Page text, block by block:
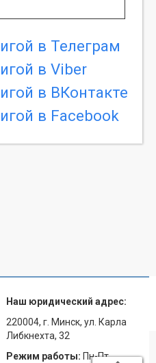
Наш юридический адрес:
220004, г. Минск, ул. Карла
Либкнехта, 32
Режим работы: Пн-Пт